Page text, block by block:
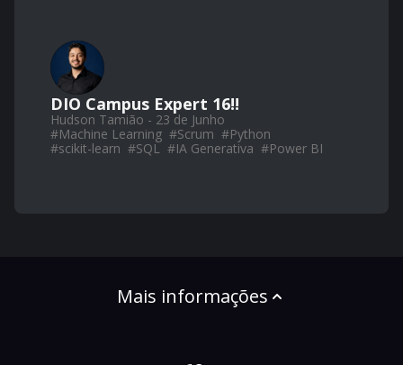
DIO Campus Expert 16!!
Hudson Tamião - 23 de Junho
#Machine Learning #Scrum #Python
#scikit-learn #SQL #IA Generativa #Power BI
Mais informações